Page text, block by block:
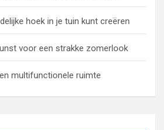
hoek in je tuin kunt creëren
voor een strakke zomerlook
multifunctionele ruimte